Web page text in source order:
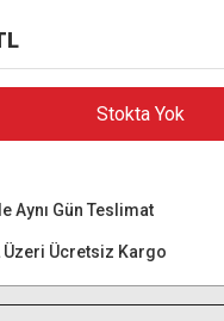
Stokta Yok
Aynı Gün Teslimat
Üzeri Ücretsiz Kargo